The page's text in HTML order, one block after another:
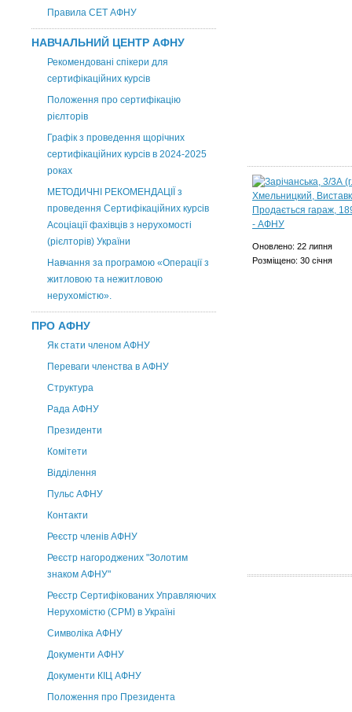
Правила СЕТ АФНУ
НАВЧАЛЬНИЙ ЦЕНТР АФНУ
Рекомендовані спікери для
сертифікаційних курсів
Положення про сертифікацію
рієлторів
Графік з проведення щорічних
сертифікаційних курсів в 2024-2025
роках
МЕТОДИЧНІ РЕКОМЕНДАЦІЇ з
проведення Сертифікаційних курсів
Асоціації фахівців з нерухомості
(рієлторів) України
Навчання за програмою «Операції з
житловою та нежитловою
нерухомістю».
ПРО АФНУ
Як стати членом АФНУ
Переваги членства в АФНУ
Структура
Рада АФНУ
Президенти
Комітети
Відділення
Пульс АФНУ
Контакти
Реєстр членів АФНУ
Реєстр нагороджених "Золотим
знаком АФНУ"
Реєстр Сертифікованих Управляючих
Нерухомістю (CPM) в Україні
Символіка АФНУ
Документи АФНУ
Документи КІЦ АФНУ
Положення про Президента
Оновлено: 22 липня
Розміщено: 30 січня